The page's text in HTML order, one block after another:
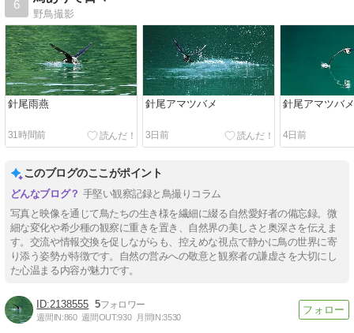
6
野鳥撮影
針尾雨燕
31時間前
針尾アマツバメ
3日前
針尾アマツバメ
4日前
このブログのここがポイント
手堅い観察記録と鳥撮りコラム
写真と映像を通じて鳥たちの生き様を繊細に綴る自然愛好者の備忘録。微
細な変化や希少種の観察に重きを置き、自然界の美しさと奥深さを伝えま
す。交流や情報交換を促しながらも、控えめな視点で静かに鳥の世界に寄
り添う姿勢が特徴です。自然の営みへの敬意と観察者の謙虚さを大切にし
た心温まる内容が魅力です。
2138555 5
週間IN:860 週間OUT:930 月間IN:3530